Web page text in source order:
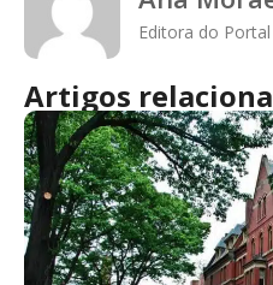
Editora do
Artigos